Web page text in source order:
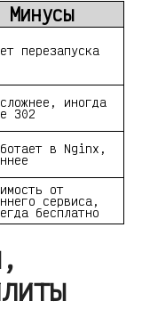
Минусы
перезапуска
иногда
302
в Nginx,
от
сервиса,
бесплатно